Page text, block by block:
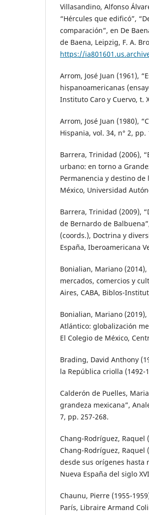
Villasandino, Alfonso
“Hércules que edificó”,
comparación”, en De
de Baena, Leipzig, F. A.
https://
Arrom, José Juan (1961),
hispanoamericanas
Instituto Caro y Cuervo, t.
Arrom, José Juan (1980),
Hispania, vol. 34, n° 2, pp.
Barrera, Trinidad (2006),
urbano: en torno a
Permanencia y destino
México, Universidad
Barrera, Trinidad (2009),
de Bernardo de
(coords.), Doctrina y
España, Iberoamericana
Bonialian, Mariano
mercados, comercios y
Aires, CABA, Biblos-
Bonialian, Mariano
Atlántico: globalización
El Colegio de México,
Brading, David Anthony
la República criolla (1492-
Calderón de Puelles,
grandeza mexicana”,
7, pp. 257-268.
Chang-Rodríguez, Raquel
Chang-Rodríguez,
desde sus orígenes hasta
Nueva España del siglo
Chaunu, Pierre (1955-
París, Libraire Armand